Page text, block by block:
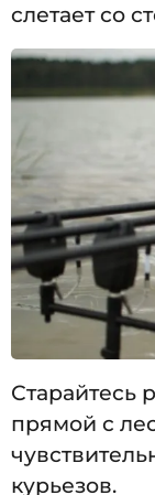
слетает со
Старайтесь
прямой с
курьезов.